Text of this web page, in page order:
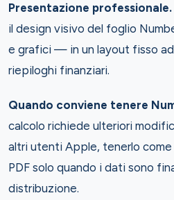
Presentazione professionale.
il design visivo del foglio
e grafici — in un layout fisso
riepiloghi finanziari.
Quando conviene tenere
calcolo richiede ulteriori
altri utenti Apple, tenerlo come
PDF solo quando i dati sono
distribuzione.